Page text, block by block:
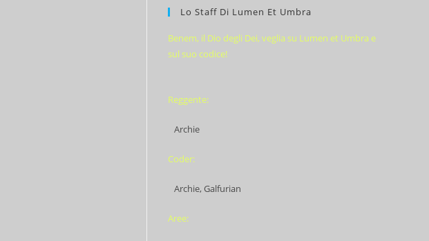
Lo Staff Di Lumen Et Umbra
Benem, il Dio degli Dei, veglia su Lumen et Umbra e
sul suo codice!
Reggente:
Archie
Coder:
Archie, Galfurian
Aree: